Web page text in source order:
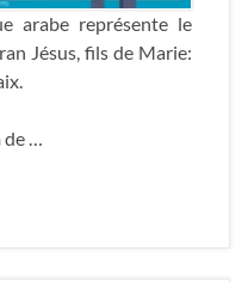
arabe représente le
Jésus, fils de Marie:
…